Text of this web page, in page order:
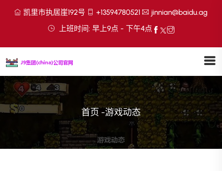
凯里市执居崖192号 +13594780521
jinnian@baidu.ag
上班时间: 早上9点 - 下午4点
首页 -游戏动态